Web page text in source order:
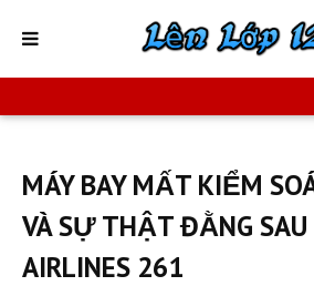
MÁY BAY MẤT KIỂM
VÀ SỰ THẬT ĐẰNG SAU
AIRLINES 261